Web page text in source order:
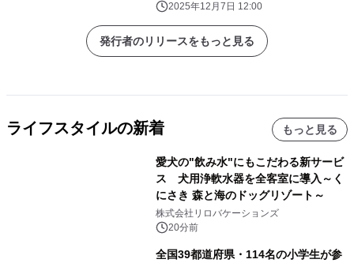
2025年12月7日 12:00
発行者のリリースをもっと見る
ライフスタイルの新着 もっと見る
愛犬の"飲み水"にもこだわる新サービ
ス 犬用浄軟水器を全客室に導入～く
にさき 森と海のドッグリゾート～
株式会社リロバケーションズ
20分前
全国39都道府県・114名の小学生が参